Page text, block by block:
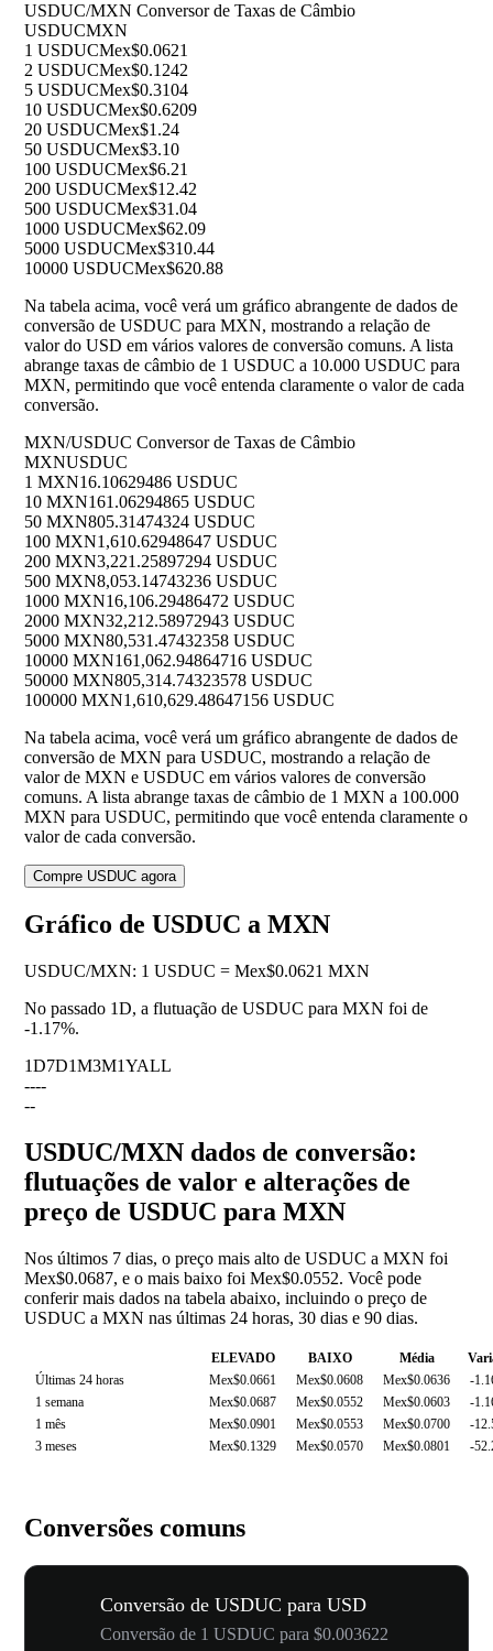
USDUC/MXN Conversor de Taxas de Câmbio
USDUCMXN
1 USDUCMex$0.0621
2 USDUCMex$0.1242
5 USDUCMex$0.3104
10 USDUCMex$0.6209
20 USDUCMex$1.24
50 USDUCMex$3.10
100 USDUCMex$6.21
200 USDUCMex$12.42
500 USDUCMex$31.04
1000 USDUCMex$62.09
5000 USDUCMex$310.44
10000 USDUCMex$620.88
Na tabela acima, você verá um gráfico abrangente de dados de
conversão de USDUC para MXN, mostrando a relação de
valor do USD em vários valores de conversão comuns. A lista
abrange taxas de câmbio de 1 USDUC a 10.000 USDUC para
MXN, permitindo que você entenda claramente o valor de cada
conversão.
MXN/USDUC Conversor de Taxas de Câmbio
MXNUSDUC
1 MXN16.10629486 USDUC
10 MXN161.06294865 USDUC
50 MXN805.31474324 USDUC
100 MXN1,610.62948647 USDUC
200 MXN3,221.25897294 USDUC
500 MXN8,053.14743236 USDUC
1000 MXN16,106.29486472 USDUC
2000 MXN32,212.58972943 USDUC
5000 MXN80,531.47432358 USDUC
10000 MXN161,062.94864716 USDUC
50000 MXN805,314.74323578 USDUC
100000 MXN1,610,629.48647156 USDUC
Na tabela acima, você verá um gráfico abrangente de dados de
conversão de MXN para USDUC, mostrando a relação de
valor de MXN e USDUC em vários valores de conversão
comuns. A lista abrange taxas de câmbio de 1 MXN a 100.000
MXN para USDUC, permitindo que você entenda claramente o
valor de cada conversão.
Compre USDUC agora
Gráfico de USDUC a MXN
USDUC/MXN: 1 USDUC = Mex$0.0621 MXN
No passado 1D, a flutuação de USDUC para MXN foi de
-1.17%.
1D7D1M3M1YALL
----
--
USDUC/MXN dados de conversão:
flutuações de valor e alterações de
preço de USDUC para MXN
Nos últimos 7 dias, o preço mais alto de USDUC a MXN foi
Mex$0.0687, e o mais baixo foi Mex$0.0552. Você pode
conferir mais dados na tabela abaixo, incluindo o preço de
USDUC a MXN nas últimas 24 horas, 30 dias e 90 dias.
ELEVADO BAIXO Média
Últimas 24 horas
Mex$0.0661 Mex$0.0608 Mex$0.0636
-
1 semana
Mex$0.0687 Mex$0.0552 Mex$0.0603
-
1 mês
Mex$0.0901 Mex$0.0553 Mex$0.0700
-
3 meses
Mex$0.1329 Mex$0.0570 Mex$0.0801 -
Conversões comuns
Conversão de USDUC para USD
Conversão de 1 USDUC para $0.003622